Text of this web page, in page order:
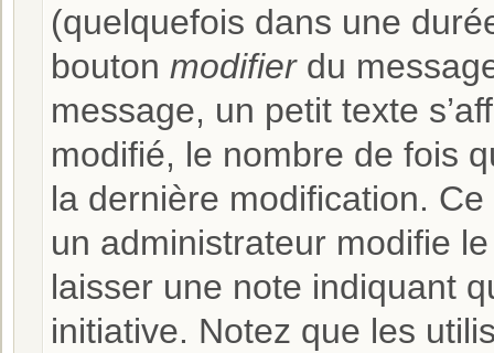
(quelquefois dans une
bouton modifierdu
message, un petit texte
modifié, le nombre de fois
la dernière modification.
un administrateur modifie
laisser une note indiquant
initiative. Notez que les